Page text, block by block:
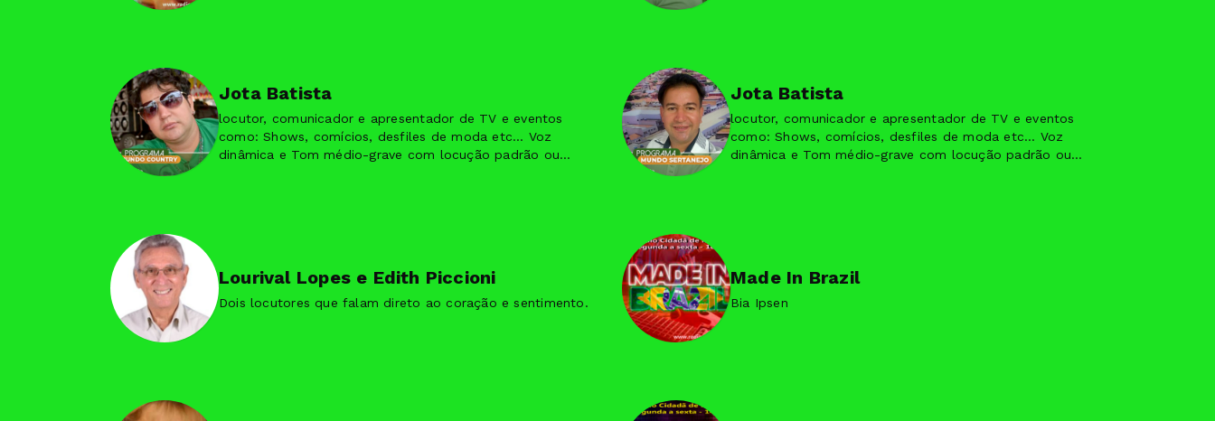
Jota Batista
locutor, comunicador e apresentador de TV e eventos
como: Shows, comícios, desfiles de moda etc... Voz
dinâmica e Tom médio-grave com locução padrão ou
Jota Batista
locutor, comunicador e apresentador de TV e eventos
como: Shows, comícios, desfiles de moda etc... Voz
dinâmica e Tom médio-grave com locução padrão ou
Lourival Lopes e Edith Piccioni
Dois locutores que falam direto ao coração e sentimento.
Made In Brazil
Bia Ipsen